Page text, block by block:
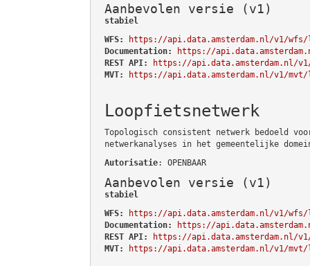
Aanbevolen versie (v1)
stabiel
WFS:
https://api.data.amsterdam.nl/v1/
Documentation:
https://
REST API:
https://api.data.amsterdam.nl/
MVT:
https://api.data.amsterdam.nl/v1/
Loopfietsnetwerk
Topologisch consistent netwerk bedoeld
netwerkanalyses in het gemeentelijke
Autorisatie: OPENBAAR
Aanbevolen versie (v1)
stabiel
WFS:
https://api.data.amsterdam.nl/v1/
Documentation:
https://
REST API:
https://api.data.amsterdam.nl/
MVT:
https://api.data.amsterdam.nl/v1/